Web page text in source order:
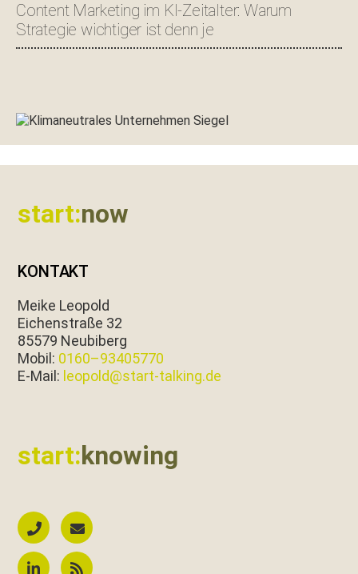
Content Marketing im KI-Zeitalter: Warum
Strategie wichtiger ist denn je
start:now
KONTAKT
Meike Leopold
Eichen­straße 32
85579 Neubiberg
Mobil: 0160–93405770
E‑Mail: leopold@start-talking.de
start:knowing